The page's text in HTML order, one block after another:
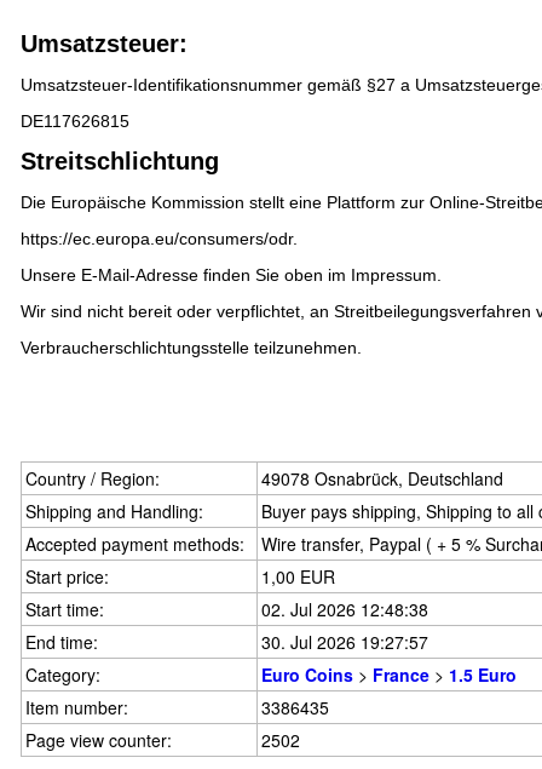
Umsatzsteuer:
Umsatzsteuer-Identifikationsnummer gemäß §27 a
DE117626815
Streitschlichtung
Die Europäische Kommission stellt eine Plattform zur Online-
https://ec.europa.eu/consumers/odr.
Unsere E-Mail-Adresse finden Sie oben im Impressum.
Wir sind nicht bereit oder verpflichtet, an Streitbeilegungsverfahren
Verbraucherschlichtungsstelle teilzunehmen.
Country / Region:
49078 Osnabrück, Deutschland
Shipping and Handling:
Buyer pays shipping, Shipping to
Accepted payment methods:
Wire transfer, Paypal ( + 5 %
Start price:
1,00 EUR
Start time:
02. Jul 2026 12:48:38
End time:
30. Jul 2026 19:27:57
Category:
Euro Coins > France > 1.5 Euro
Item number:
3386435
Page view counter:
2502